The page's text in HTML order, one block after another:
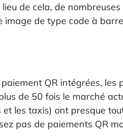
de cela, de
de type code à
QR intégrées,
de 50 fois le marché
les taxis) ont presque
pas de paiements QR